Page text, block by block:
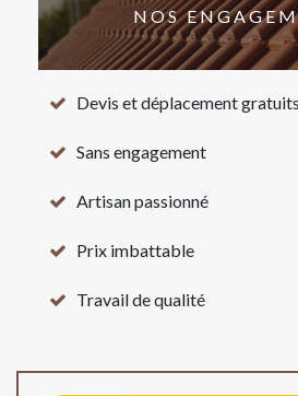
NOS
Devis et déplacement gratuits
Sans engagement
Artisan passionné
Prix imbattable
Travail de qualité